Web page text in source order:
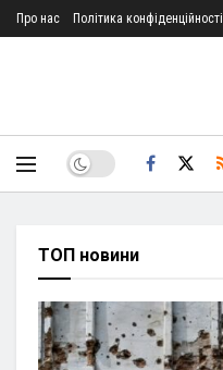
Про нас Політика конфіденційності
ТОП новини